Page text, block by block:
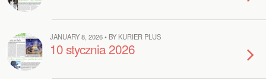
JANUARY 8, 2026 • BY KURIER PLUS
10 stycznia 2026